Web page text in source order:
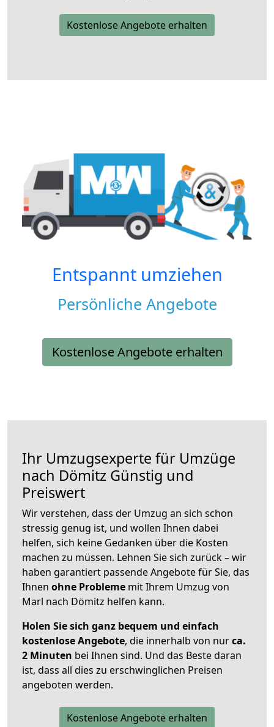
Kostenlose Angebote erhalten
Entspannt umziehen
Persönliche Angebote
Kostenlose Angebote erhalten
Ihr Umzugsexperte für Umzüge
nach Dömitz Günstig und
Preiswert
Wir verstehen, dass der Umzug an sich schon
stressig genug ist, und wollen Ihnen dabei
helfen, sich keine Gedanken über die Kosten
machen zu müssen. Lehnen Sie sich zurück – wir
haben garantiert passende Angebote für Sie, das
Ihnen ohne Probleme mit Ihrem Umzug von
Marl nach Dömitz helfen kann.
Holen Sie sich ganz bequem und einfach
kostenlose Angebote, die innerhalb von nurca.
2 Minuten bei Ihnen sind. Und das Beste daran
ist, dass all dies zu erschwinglichen Preisen
angeboten werden.
Kostenlose Angebote erhalten